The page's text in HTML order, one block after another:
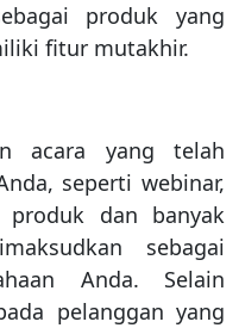
produk yang
fitur mutakhir.
acara yang telah
seperti webinar,
produk dan banyak
sebagai
Anda. Selain
pelanggan yang